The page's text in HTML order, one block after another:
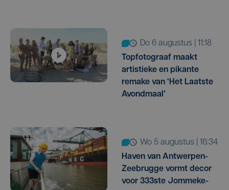
do 6 augustus | 11:18
Topfotograaf maakt
artistieke en pikante
remake van ‘Het Laatste
Avondmaal’
wo 5 augustus | 16:34
Haven van Antwerpen-
Zeebrugge vormt decor
voor 333ste Jommeke-